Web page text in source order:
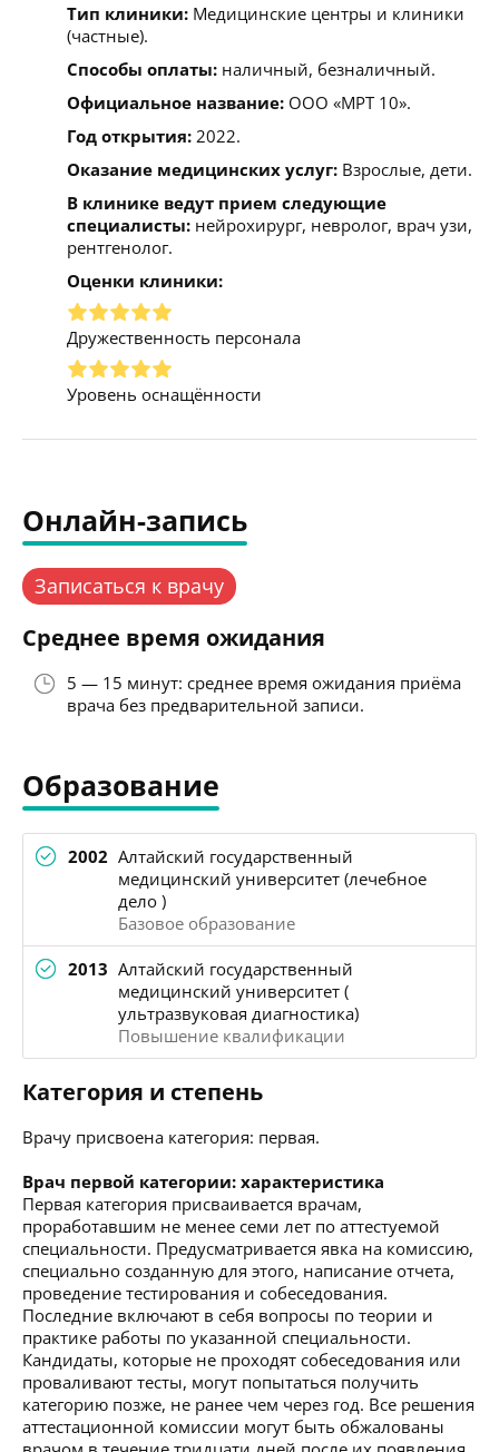
Тип клиники: Медицинские центры и клиники
(частные).
Способы оплаты: наличный, безналичный.
Официальное название: ООО «МРТ 10».
Год открытия: 2022.
Оказание медицинских услуг: Взрослые, дети.
В клинике ведут прием следующие
специалисты: нейрохирург, невролог, врач узи,
рентгенолог.
Оценки клиники:
Дружественность персонала
Уровень оснащённости
Онлайн-запись
Записаться к врачу
Среднее время ожидания
5 — 15 минут: среднее время ожидания приёма
врача без предварительной записи.
Образование
2002 Алтайский государственный
медицинский университет (лечебное
дело )
Базовое образование
2013 Алтайский государственный
медицинский университет (
ультразвуковая диагностика)
Повышение квалификации
Категория и степень
Врачу присвоена категория: первая.
Врач первой категории: характеристика
Первая категория присваивается врачам,
проработавшим не менее семи лет по аттестуемой
специальности. Предусматривается явка на комиссию,
специально созданную для этого, написание отчета,
проведение тестирования и собеседования.
Последние включают в себя вопросы по теории и
практике работы по указанной специальности.
Кандидаты, которые не проходят собеседования или
проваливают тесты, могут попытаться получить
категорию позже, не ранее чем через год. Все решения
аттестационной комиссии могут быть обжалованы